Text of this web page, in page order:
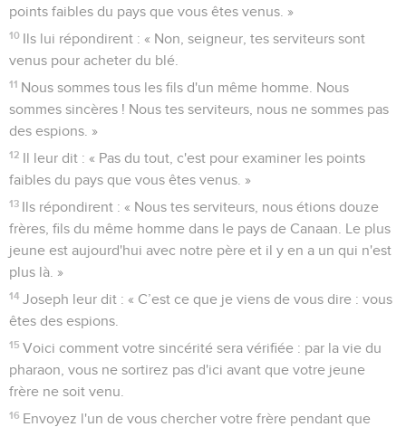
points faibles du pays que vous êtes venus. »
10 Ils lui répondirent : « Non, seigneur, tes serviteurs sont
venus pour acheter du blé.
11 Nous sommes tous les fils d'un même homme. Nous
sommes sincères ! Nous tes serviteurs, nous ne sommes pas
des espions. »
12 Il leur dit : « Pas du tout, c'est pour examiner les points
faibles du pays que vous êtes venus. »
13 Ils répondirent : « Nous tes serviteurs, nous étions douze
frères, fils du même homme dans le pays de Canaan. Le plus
jeune est aujourd'hui avec notre père et il y en a un qui n'est
plus là. »
14 Joseph leur dit : « C’est ce que je viens de vous dire : vous
êtes des espions.
15 Voici comment votre sincérité sera vérifiée : par la vie du
pharaon, vous ne sortirez pas d'ici avant que votre jeune
frère ne soit venu.
16 Envoyez l'un de vous chercher votre frère pendant que